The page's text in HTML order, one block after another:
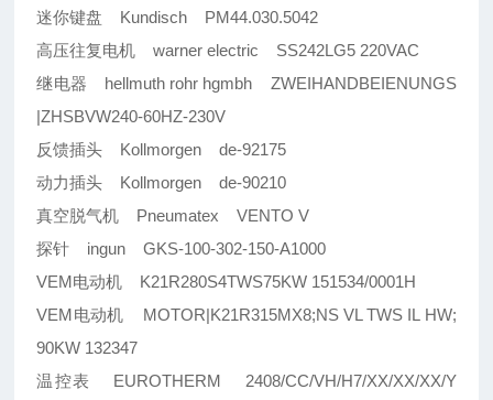
迷你键盘 Kundisch PM44.030.5042
高压往复电机 warner electric SS242LG5 220VAC
继电器 hellmuth rohr hgmbh ZWEIHANDBEIENUNGS
|ZHSBVW240-60HZ-230V
反馈插头 Kollmorgen de-92175
动力插头 Kollmorgen de-90210
真空脱气机 Pneumatex VENTO V
探针 ingun GKS-100-302-150-A1000
VEM电动机 K21R280S4TWS75KW 151534/0001H
VEM电动机 MOTOR|K21R315MX8;NS VL TWS IL HW;
90KW 132347
温控表 EUROTHERM 2408/CC/VH/H7/XX/XX/XX/Y